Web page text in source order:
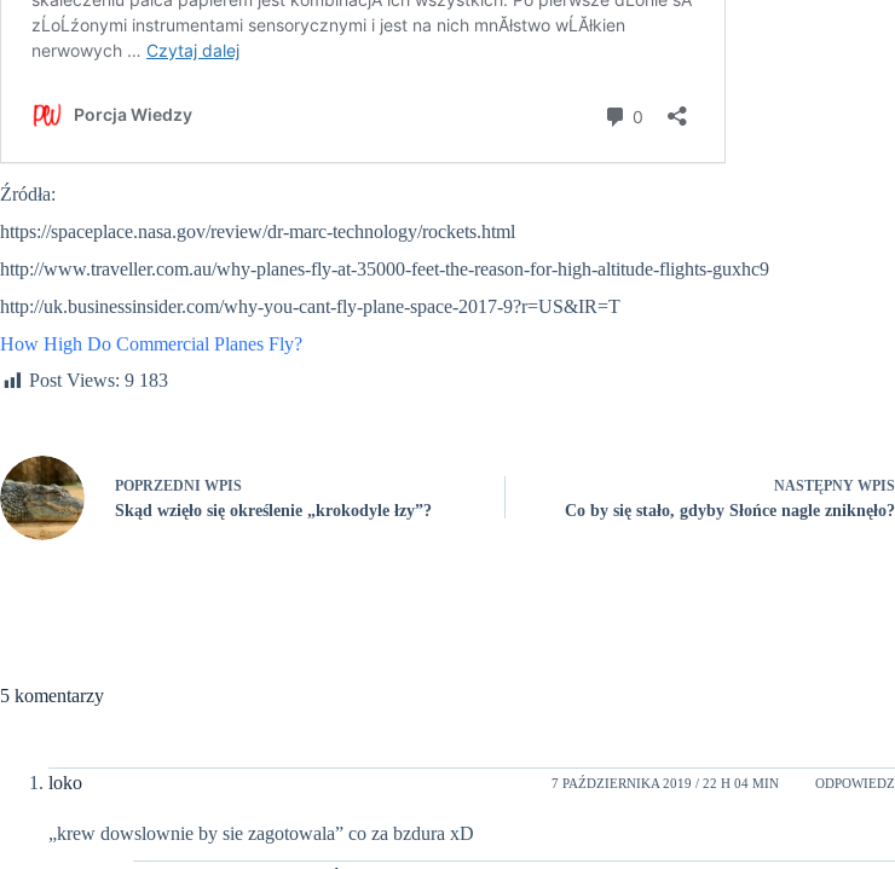
Źródła:
https://spaceplace.nasa.gov/review/dr-marc-technology/rockets.html
http://www.traveller.com.au/why-planes-fly-at-35000-feet-the-reason-for-high-altitude-flights-guxhc9
http://uk.businessinsider.com/why-you-cant-fly-plane-space-2017-9?r=US&IR=T
How High Do Commercial Planes Fly?
Post Views: 9 183
POPRZEDNI WPIS
Skąd wzięło się określenie „krokodyle łzy”?
NASTĘPNY WPIS
Co by się stało, gdyby Słońce nagle zniknęło?
5 komentarzy
loko 7 PAŹDZIERNIKA 2019 / 22 H 04 MIN ODPOWIEDZ
„krew dowslownie by sie zagotowala” co za bzdura xD